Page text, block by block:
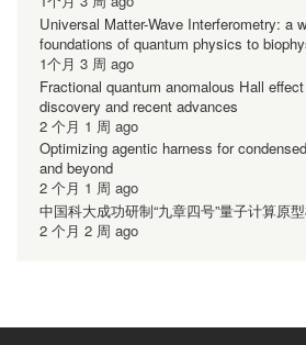
Universal Matter-Wave Interferometry: a
foundations of quantum physics to
1个月 3 周 ago
Fractional quantum anomalous Hall
discovery and recent advances
2 个月 1 周 ago
Optimizing agentic harness for
and beyond
2 个月 1 周 ago
中国科大成功研制“九章四号”量子计算原
2 个月 2 周 ago